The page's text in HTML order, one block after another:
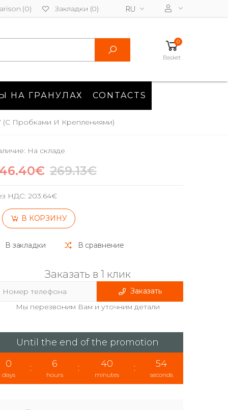
(0) Закладки (0) RU
0
Basket
НА ГРАНУЛАХ CONTACTS
(с Пробками И Креплениями)
На складе
269.13€
НДС: 203.64€
В КОРЗИНУ
В закладки В сравнение
Заказать в 1 клик
Заказать
Мы перезвоним Вам и уточним детали
Until the end of the promotion
0
days
: 6
hours
: 40
minutes
: 54
seconds